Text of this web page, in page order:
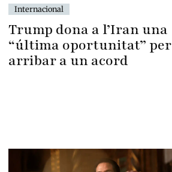
Internacional
Trump dona a l’Iran una
“última oportunitat” per
arribar a un acord